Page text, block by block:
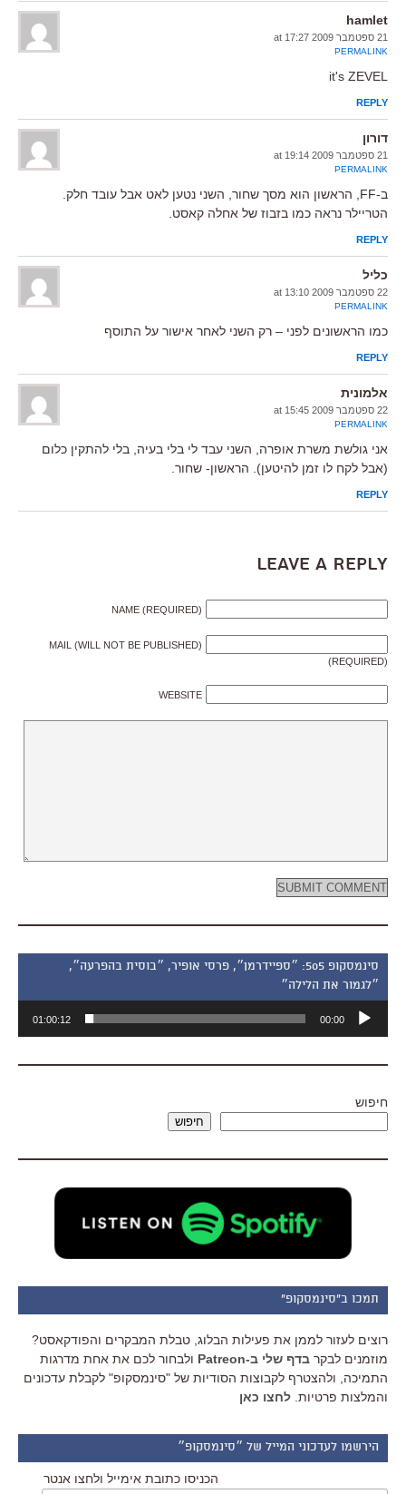
hamlet
21 ספטמבר 2009 at 17:27
PERMALINK
it's ZEVEL
REPLY
דורון
21 ספטמבר 2009 at 19:14
PERMALINK
ב-FF, הראשון הוא מסך שחור, השני נטען לאט אבל עובד חלק.
הטריילר נראה כמו בזבוז של אחלה קאסט.
REPLY
כליל
22 ספטמבר 2009 at 13:10
PERMALINK
כמו הראשונים לפני – רק השני לאחר אישור על התוסף
REPLY
אלמונית
22 ספטמבר 2009 at 15:45
PERMALINK
אני גולשת משרת אופרה, השני עבד לי בלי בעיה, בלי להתקין כלום
(אבל לקח לו זמן להיטען). הראשון- שחור.
REPLY
Leave a Reply
NAME (REQUIRED)
MAIL (WILL NOT BE PUBLISHED)
(REQUIRED)
WEBSITE
סינמסקופ 505: ״ספיידרמן״, פרסי אופיר, ״בוסית בהפרעה״,
״לגמור את הלילה״
אודיו
00:00
01:00:12
חיפוש
חיפוש
תמכו ב"סינמסקופ"
רוצים לעזור לממן את פעילות הבלוג, טבלת המבקרים והפודקאסט?
מוזמנים לבקר בדף שלי ב-Patreon
ולבחור לכם את אחת מדרגות
התמיכה, ולהצטרף לקבוצות הסודיות של "סינמסקופ" לקבלת עדכונים
והמלצות פרטיות. לחצו כאן
הירשמו לעדכוני המייל של ״סינמסקופ״
הכניסו כתובת אימייל ולחצו אנטר